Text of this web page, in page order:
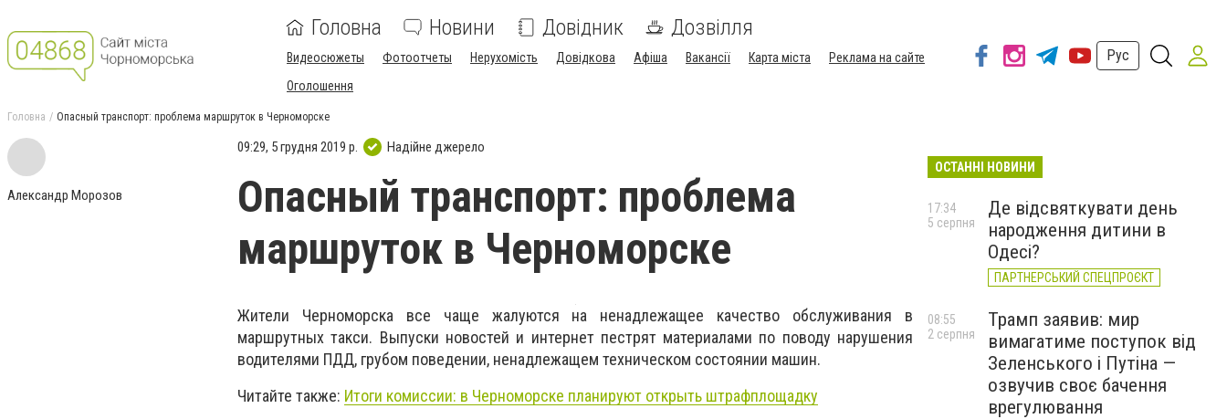
Головна Новини Довідник Дозвілля
Видеосюжеты Фотоотчеты Нерухомість Довідкова Афіша Вакансії Карта міста
Реклама на сайте
Оголошення
Рус
Головна Опасный транспорт: проблема маршруток в Черноморске
Александр Морозов
09:29, 5 грудня 2019 р. Надійне джерело
Опасный транспорт: проблема
маршруток в Черноморске
Жители Черноморска все чаще жалуются на ненадлежащее качество обслуживания в
маршрутных такси. Выпуски новостей и интернет пестрят материалами по поводу нарушения
водителями ПДД, грубом поведении, ненадлежащем техническом состоянии машин.
Читайте также: Итоги комиссии: в Черноморске планируют открыть штрафплощадку
ОСТАННІ НОВИНИ
Де відсвяткувати день
народження дитини в
Одесі?
ПАРТНЕРСЬКИЙ СПЕЦПРОЄКТ
17:34
5 серпня
Трамп заявив: мир
вимагатиме поступок від
Зеленського і Путіна —
озвучив своє бачення
врегулювання
08:55
2 серпня